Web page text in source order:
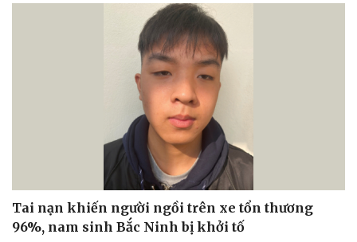
Tai nạn khiến người ngồi trên xe tổn thương
96%, nam sinh Bắc Ninh bị khởi tố